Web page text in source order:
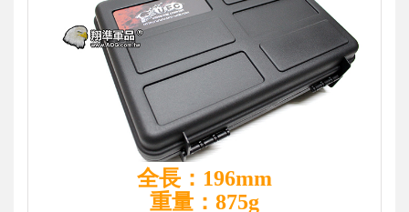
全長：196mm
重量：875g